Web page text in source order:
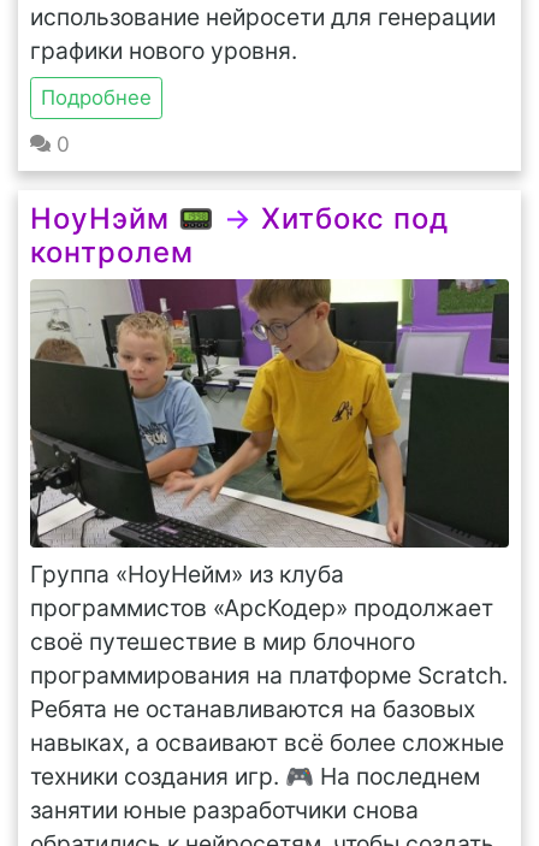
использование нейросети для генерации
графики нового уровня.
Подробнее
0
НоуНэйм 📟 → Хитбокс под
контролем
Группа «НоуНейм» из клуба
программистов «АрсКодер» продолжает
своё путешествие в мир блочного
программирования на платформе Scratch.
Ребята не останавливаются на базовых
навыках, а осваивают всё более сложные
техники создания игр. 🎮 На последнем
занятии юные разработчики снова